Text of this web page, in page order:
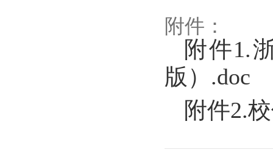
附件：
附件1.
版）.doc
附件2.